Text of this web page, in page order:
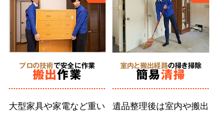
5 形見分け・ご供養に対応
合同供養
に対応
プロの技術で安全に作業
搬出作業
大型家具や家電など重い
室内と搬出経路の掃き掃除
簡易清掃
遺品整理後は室内や搬出